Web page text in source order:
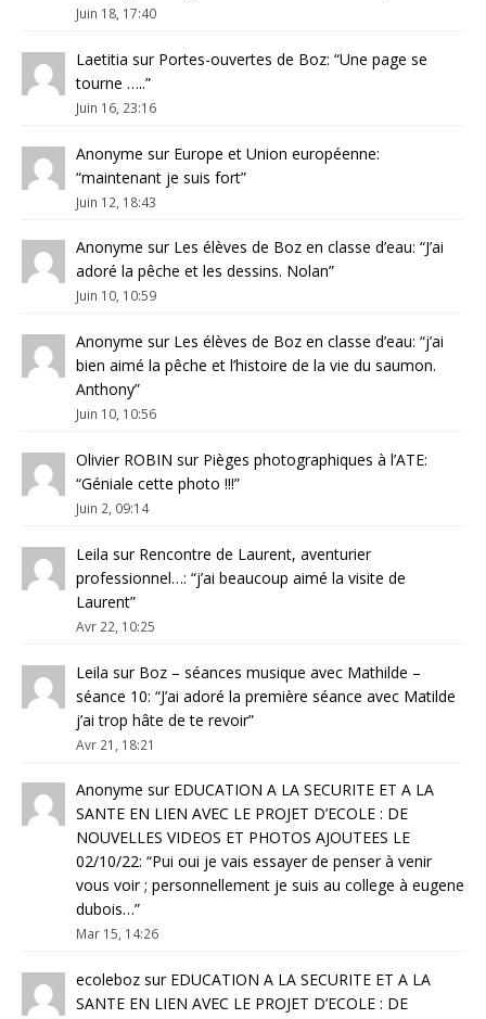
Juin 18, 17:40
Laetitia sur Portes-ouvertes de Boz: “Une page se
tourne …..”
Juin 16, 23:16
Anonyme sur Europe et Union européenne:
“maintenant je suis fort”
Juin 12, 18:43
Anonyme sur Les élèves de Boz en classe d’eau: “J’ai
adoré la pêche et les dessins. Nolan”
Juin 10, 10:59
Anonyme sur Les élèves de Boz en classe d’eau: “j’ai
bien aimé la pêche et l’histoire de la vie du saumon.
Anthony”
Juin 10, 10:56
Olivier ROBIN sur Pièges photographiques à l’ATE:
“Géniale cette photo !!!”
Juin 2, 09:14
Leila sur Rencontre de Laurent, aventurier
professionnel…: “j’ai beaucoup aimé la visite de
Laurent”
Avr 22, 10:25
Leila sur Boz – séances musique avec Mathilde –
séance 10: “J’ai adoré la première séance avec Matilde
j’ai trop hâte de te revoir”
Avr 21, 18:21
Anonyme sur EDUCATION A LA SECURITE ET A LA
SANTE EN LIEN AVEC LE PROJET D’ECOLE : DE
NOUVELLES VIDEOS ET PHOTOS AJOUTEES LE
02/10/22: “Pui oui je vais essayer de penser à venir
vous voir ; personnellement je suis au college à eugene
dubois…”
Mar 15, 14:26
ecoleboz sur EDUCATION A LA SECURITE ET A LA
SANTE EN LIEN AVEC LE PROJET D’ECOLE : DE